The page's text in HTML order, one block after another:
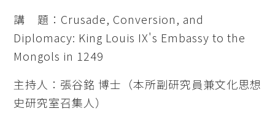
講 題：Crusade, Conversion, and
Diplomacy: King Louis IX's Embassy to the
Mongols in 1249
主持人：張谷銘 博士（本所副研究員兼文化思想
史研究室召集人）